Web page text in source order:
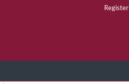
Register